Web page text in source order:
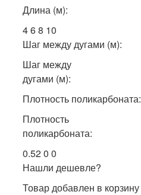
Длина (м):
4 6 8 10
Шаг между дугами (м):
Шаг между
дугами (м):
Плотность поликарбоната:
Плотность
поликарбоната:
0.52 0 0
Нашли дешевле?
Товар добавлен в корзину